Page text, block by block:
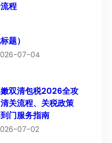
程
题）
07-04
双清包税2026全攻
关流程、关税政策
门服务指南
07-02